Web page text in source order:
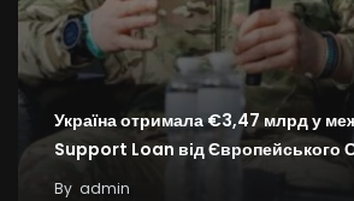
Україна отримала €3,47 млрд у
Support Loan від Європейського
By admin